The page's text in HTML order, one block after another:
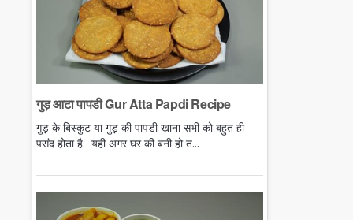
गुड़ आटा पापडी Gur Atta Papdi Recipe
गुड़ के बिस्कुट या गुड़ की पापडी खाना सभी को बहुत ही
पसंद होता है. यही अगर घर की बनी हो त...